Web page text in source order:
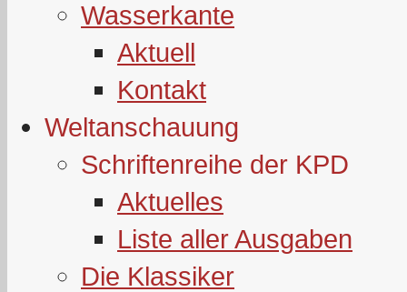
Wasserkante
Aktuell
Kontakt
Weltanschauung
Schriftenreihe der KPD
Aktuelles
Liste aller Ausgaben
Die Klassiker